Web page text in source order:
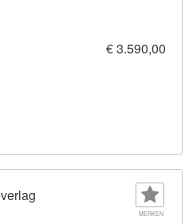
€ 3.590,00
MERKEN